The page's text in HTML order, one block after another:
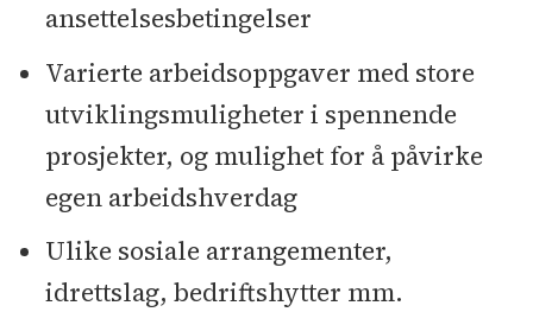
ansettelsesbetingelser
Varierte arbeidsoppgaver med store
utviklingsmuligheter i spennende
prosjekter, og mulighet for å påvirke
egen arbeidshverdag
Ulike sosiale arrangementer,
idrettslag, bedriftshytter mm.